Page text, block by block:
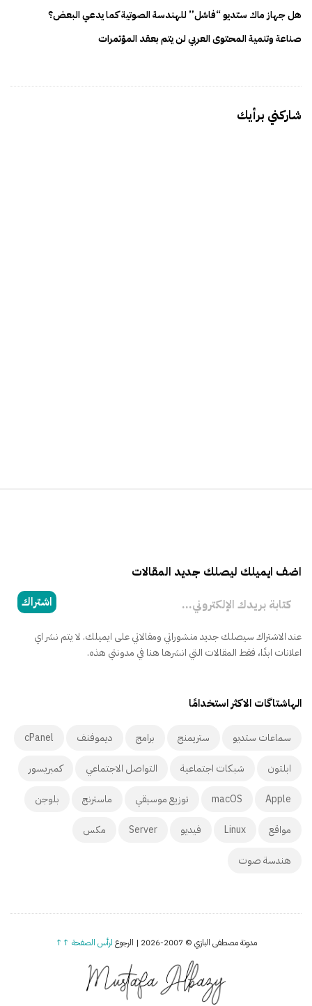
هل جهاز ماك ستديو “فاشل” للهندسة الصوتية كما يدعي البعض؟
صناعة وتنمية المحتوى العربي لن يتم بعقد المؤتمرات
شاركني برأيك
اضف ايميلك ليصلك جديد المقالات
اشتراك
عند الاشتراك سيصلك جديد منشوراتي ومقالاتي على ايميلك. لا يتم نشر اي
اعلانات ابدًا، فقط المقالات التي انشرها هنا في مدونتي هذه.
الهاشتاگات الاكثر استخدامًا
سماعات ستديو ستريمنج برامج ديموفنف cPanel
ابلتون شبكات اجتماعية التواصل الاجتماعي كمبريسور
Apple
macOS توزيع موسيقي ماسترنج بلوجن
مواقع Linux فيديو Server مكس
هندسة صوت
مدونة مصطفى البازي © 2007-2026 | الرجوع لرأس الصفحة ↑↑